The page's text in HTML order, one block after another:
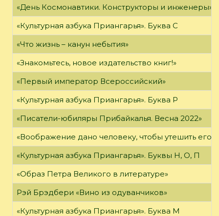
«День Космонавтики. Конструкторы и инженеры»
«Культурная азбука Приангарья». Буква С
«Что жизнь – канун небытия»
«Знакомьтесь, новое издательство книг!»
«Первый император Всероссийский»
«Культурная азбука Приангарья». Буква Р
«Писатели-юбиляры Прибайкалья. Весна 2022»
«Воображение дано человеку, чтобы утешить его
«Культурная азбука Приангарья». Буквы Н, О, П
«Образ Петра Великого в литературе»
Рэй Брэдбери «Вино из одуванчиков»
«Культурная азбука Приангарья». Буква М